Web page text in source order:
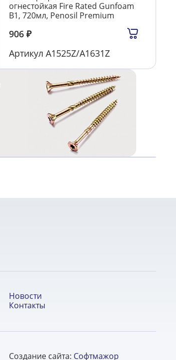
огнестойкая Fire Rated Gunfoam
B1, 720мл, Penosil Premium
906 ₽
Артикул A1525Z/A1631Z
Новости
Контакты
Создание сайта: Софтмажор